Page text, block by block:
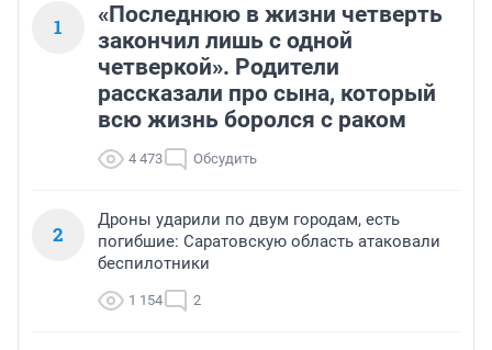
1
«Последнюю в жизни четверть
закончил лишь с одной
четверкой». Родители
рассказали про сына, который
всю жизнь боролся с раком
4 473 Обсудить
2
Дроны ударили по двум городам, есть
погибшие: Саратовскую область атаковали
беспилотники
1 154 2